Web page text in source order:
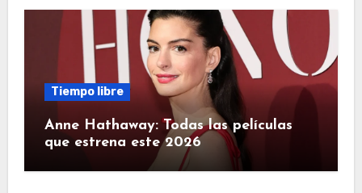
Tiempo libre
Anne Hathaway: Todas las películas
que estrena este 2026